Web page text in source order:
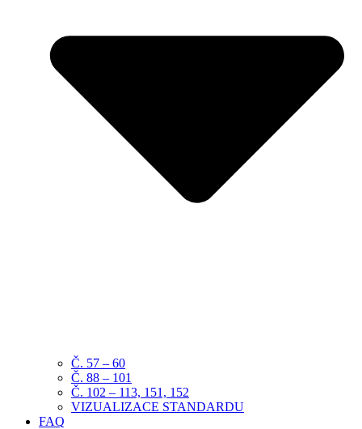
Č. 57 – 60
Č. 88 – 101
Č. 102 – 113, 151, 152
VIZUALIZACE STANDARDU
FAQ